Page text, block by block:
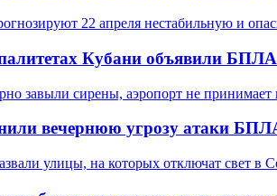
Кубани объявили БПЛА-
вечернюю угрозу атаки